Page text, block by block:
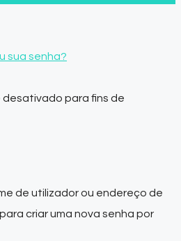
sua senha?
para fins de
de utilizador ou endereço de
criar uma nova senha por